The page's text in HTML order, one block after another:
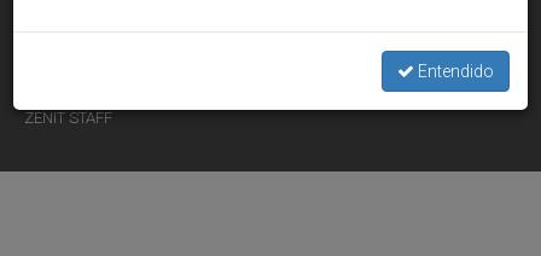
ZENIT STAFF
Entendido